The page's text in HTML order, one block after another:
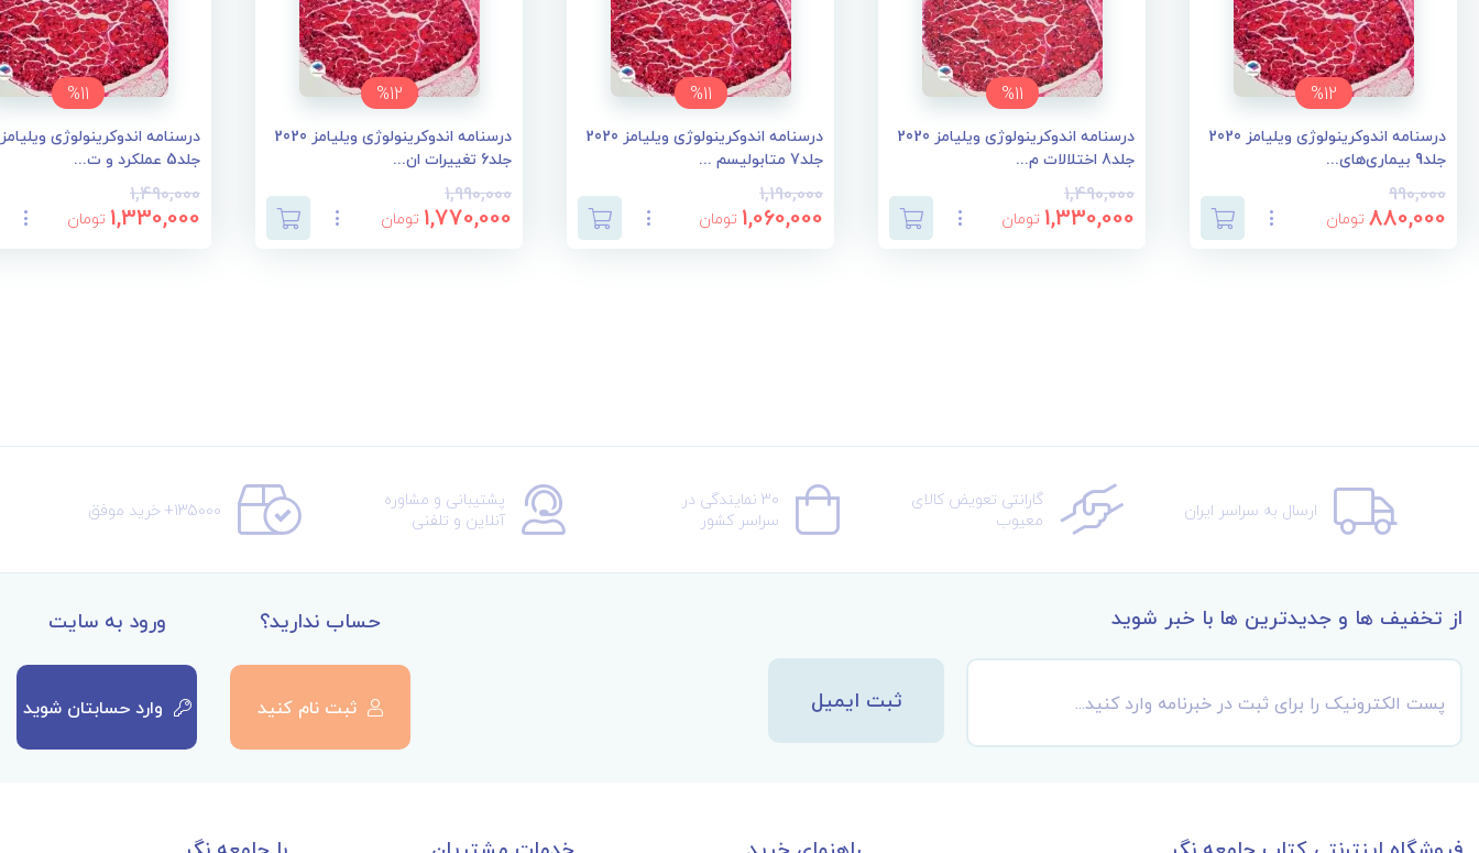
%12
درسنامه اندوکرینولوژی ویلیامز 2020
جلد9 بیماری‌های...
990,000
880,000 تومان
%11
درسنامه اندوکرینولوژی ویلیامز 2020
جلد8 اختلالات م...
1,490,000
1,330,000 تومان
%11
درسنامه اندوکرینولوژی ویلیامز 2020
جلد7 متابولیسم ...
1,190,000
1,060,000 تومان
%12
درسنامه اندوکرینولوژی ویلیامز 2020
جلد6 تغییرات ان...
1,990,000
1,770,000 تومان
%11
جلد5 عملکرد و ت...
1,490,000
1,330,000 تومان
ارسال به سراسر ایران گارانتی تعویض کالای
معیوب
30 نمایندگی در
سراسر کشور
پشتیبانی و مشاوره
آنلاین و تلفنی 135000+ خرید موفق
از تخفیف ها و جدیدترین ها با خبر شوید
ثبت ایمیل
ورود به سایت
وارد حسابتان شوید
حساب ندارید؟
ثبت نام کنید